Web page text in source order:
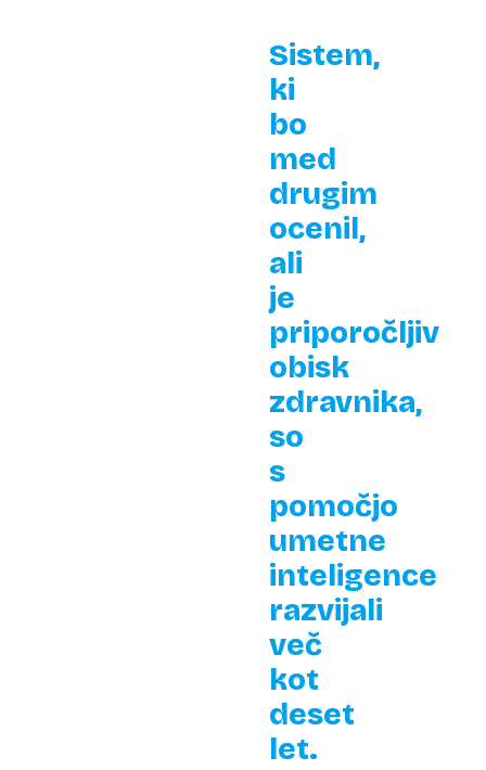
Sistem,
ki
bo
med
drugim
ocenil,
ali
je
priporočljiv
obisk
zdravnika,
so
s
pomočjo
umetne
inteligence
razvijali
več
kot
deset
let.